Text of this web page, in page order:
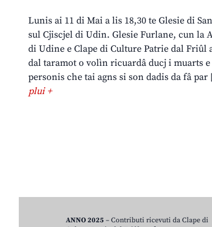
Lunis ai 11 di Mai a lis 18,30 te Glesie di
sul Cjiscjel di Udin. Glesie Furlane, cun la
di Udine e Clape di Culture Patrie dal Friûl
dal taramot o volìn ricuardâ ducj i muarts e
personis che tai agns si son dadis da fâ
plui +
ANNO 2025 – Contributi ricevuti da Clape di